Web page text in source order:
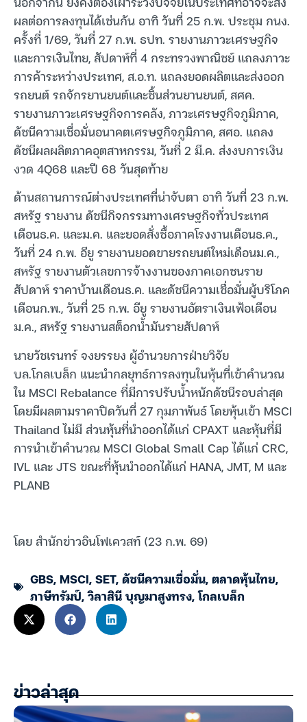
ผลต่อการลงทุนได้เช่นกัน อาทิ วันที่ 25 ก.พ. ประชุม กนง.
ครั้งที่ 1/69, วันที่ 27 ก.พ. ธปท. รายงานภาวะเศรษฐกิจ
และการเงินไทย, สัปดาห์ที่ 4 กระทรวงพาณิชย์ แถลงภาวะ
การค้าระหว่างประเทศ, ส.อ.ท. แถลงยอดผลิตและส่งออก
รถยนต์ รถจักรยานยนต์และชิ้นส่วนยานยนต์, สศค.
รายงานภาวะเศรษฐกิจการคลัง, ภาวะเศรษฐกิจภูมิภาค,
ดัชนีความเชื่อมั่นอนาคตเศรษฐกิจภูมิภาค, สศอ. แถลง
ดัชนีผลผลิตภาคอุตสาหกรรม, วันที่ 2 มี.ค. ส่งงบการเงิน
งวด 4Q68 และปี 68 วันสุดท้าย
ด้านสถานการณ์ต่างประเทศที่น่าจับตา อาทิ วันที่ 23 ก.พ.
สหรัฐ รายงาน ดัชนีกิจกรรมทางเศรษฐกิจทั่วประเทศ
เดือนธ.ค. และม.ค. และยอดสั่งซื้อภาคโรงงานเดือนธ.ค.,
วันที่ 24 ก.พ. อียู รายงานยอดขายรถยนต์ใหม่เดือนม.ค.,
สหรัฐ รายงานตัวเลขการจ้างงานของภาคเอกชนราย
สัปดาห์ ราคาบ้านเดือนธ.ค. และดัชนีความเชื่อมั่นผู้บริโภค
เดือนก.พ., วันที่ 25 ก.พ. อียู รายงานอัตราเงินเฟ้อเดือน
ม.ค., สหรัฐ รายงานสต็อกน้ำมันรายสัปดาห์
นายวัชเรนทร์ จงยรรยง ผู้อำนวยการฝ่ายวิจัย
บล.โกลเบล็ก แนะนำกลยุทธ์การลงทุนในหุ้นที่เข้าคำนวณ
ใน MSCI Rebalance ที่มีการปรับน้ำหนักดัชนีรอบล่าสุด
โดยมีผลตามราคาปิดวันที่ 27 กุมภาพันธ์ โดยหุ้นเข้า MSCI
Thailand ไม่มี ส่วนหุ้นที่นำออกได้แก่ CPAXT และหุ้นที่มี
การนำเข้าคำนวณ MSCI Global Small Cap ได้แก่ CRC,
IVL และ JTS ขณะที่หุ้นนำออกได้แก่ HANA, JMT, M และ
PLANB
โดย สำนักข่าวอินโฟเควสท์ (23 ก.พ. 69)
GBS,MSCI,SET,ดัชนีความเชื่อมั่น,ตลาดหุ้นไทย,
ภาษีทรัมป์,วิลาสินี บุญมาสูงทรง,โกลเบล็ก
ข่าวล่าสุด